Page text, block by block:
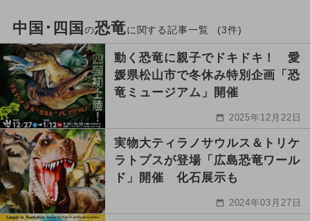
中国･四国 の恐竜に関する記事一覧 (3件)
動く恐竜に親子でドキドキ！ 愛
媛県松山市で冬休み特別企画「恐
竜ミュージアム」開催
2025年12月22日
実物大ティラノサウルス＆トリケ
ラトプスが登場「広島恐竜ワール
ド」開催 化石展示も
2024年03月27日